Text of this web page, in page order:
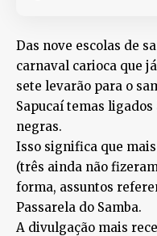
Das nove escolas de
carnaval carioca que
sete levarão para o
Sapucaí temas
negras.
Isso significa que
(três ainda não
forma, assuntos
Passarela do Samba.
A divulgação mais